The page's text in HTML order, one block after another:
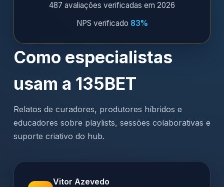
487 avaliações verificadas em 2026
NPS verificado 83%
Como especialistas
usam a 135BET
Relatos de curadores, produtores híbridos e
educadores sobre playlists, sessões colaborativas e
suporte criativo do hub.
Vitor Azevedo